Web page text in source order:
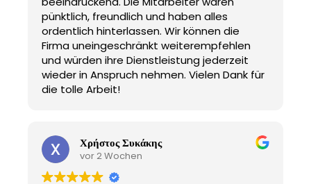
pünktlich, freundlich und haben alles
ordentlich hinterlassen. Wir können die
Firma uneingeschränkt weiterempfehlen
und würden ihre Dienstleistung jederzeit
wieder in Anspruch nehmen. Vielen Dank für
die tolle Arbeit!
Χρήστος Συκάκης
vor 2 Wochen